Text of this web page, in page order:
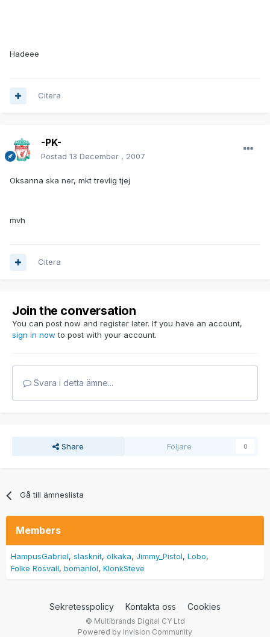
Hadeee
Citera
-PK-
Postad 13 December , 2007
Oksanna ska ner, mkt trevlig tjej
mvh
Citera
Join the conversation
You can post now and register later. If you have an account,
sign in now to post with your account.
Svara i detta ämne...
Share Följare 0
Gå till ämneslista
Members
HampusGabriel slasknit ölkaka Jimmy_Pistol Lobo
Folke Rosvall bomanlol KlonkSteve
Sekretesspolicy Kontakta oss Cookies
© Multibrands Digital CY Ltd
Powered by Invision Community